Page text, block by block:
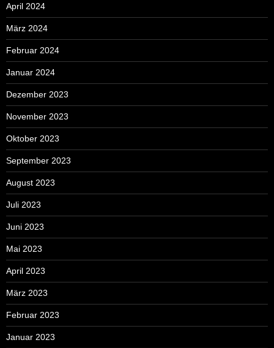
April 2024
März 2024
Februar 2024
Januar 2024
Dezember 2023
November 2023
Oktober 2023
September 2023
August 2023
Juli 2023
Juni 2023
Mai 2023
April 2023
März 2023
Februar 2023
Januar 2023